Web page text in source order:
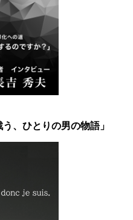
、ひとりの男の物語」